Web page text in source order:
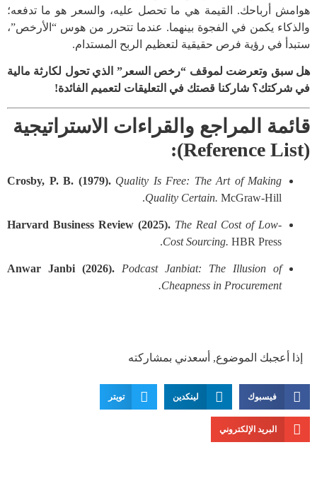
هوامش أرباحك. القيمة هي ما تحصل عليه، والسعر هو ما تدفعه؛
والذكاء يكمن في الفجوة بينهما. عندما تتحرر من هوس “الأرخص”،
ستبدأ في رؤية فرص حقيقية لتعظيم الربح المستدام.
هل سبق وتعرضت لموقف “رخص السعر” الذي تحول لكارثة مالية
في شركتك؟ شاركنا قصتك في التعليقات لتعميم الفائدة!
قائمة المراجع والقراءات الاستراتيجية
(Reference List):
Crosby, P. B. (1979). Quality Is Free: The Art of Making
Quality Certain. McGraw-Hill.
Harvard Business Review (2025). The Real Cost of Low-
Cost Sourcing. HBR Press.
Anwar Janbi (2026).
Podcast Janbiat: The Illusion of
Cheapness in Procurement.
إذا أعجبك الموضوع, أسعدني بمشاركته
فيسبوك لينكدين تويتر
البريد الإلكتروني